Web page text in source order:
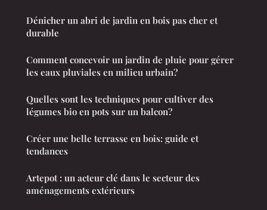
Dénicher un abri de jardin en bois pas cher et
durable
Comment concevoir un jardin de pluie pour gérer
les eaux pluviales en milieu urbain?
Quelles sont les techniques pour cultiver des
légumes bio en pots sur un balcon?
Créer une belle terrasse en bois: guide et
tendances
Artepot : un acteur clé dans le secteur des
aménagements extérieurs